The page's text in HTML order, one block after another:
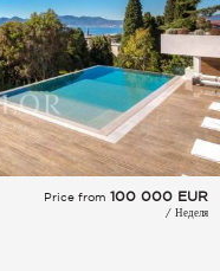
Price from 100 000 EUR
/ Неделя